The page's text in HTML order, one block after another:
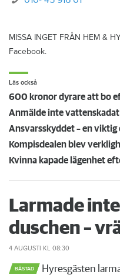
MISSA INGET FRÅN HEM &
Facebook.
Läs också
600 kronor dyrare att bo
Ansvarsskyddet – en
Larmade
duschen –
4 AUGUSTI KL 08:30
BÅSTAD
Hyresgästen